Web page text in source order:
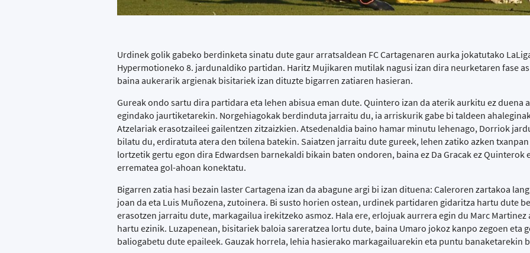
Urdinek golik gabeko berdinketa sinatu dute gaur arratsaldean FC Cartagenaren aurka jokatutako
Hypermotioneko 8. jardunaldiko partidan. Haritz Mujikaren mutilak nagusi izan dira neurketaren fase
baina aukerarik argienak bisitariek izan dituzte bigarren zatiaren hasieran.
Gureak ondo sartu dira partidara eta lehen abisua eman dute. Quintero izan da aterik aurkitu ez duena
egindako jaurtiketarekin. Norgehiagokak berdinduta jarraitu du, ia arriskurik gabe bi taldeen
Atzelariak erasotzaileei gailentzen zitzaizkien. Atsedenaldia baino hamar minutu lehenago, Dorriok
bilatu du, erdiratuta atera den txilena batekin. Saiatzen jarraitu dute gureek, lehen zatiko azken
lortzetik gertu egon dira Edwardsen barnekaldi bikain baten ondoren, baina ez Da Gracak ez Quinterok
errematea gol-ahoan konektatu.
Bigarren zatia hasi bezain laster Cartagena izan da abagune argi bi izan dituena: Caleroren zartakoa
joan da eta Luis Muñozena, zutoinera. Bi susto horien ostean, urdinek partidaren gidaritza hartu dute
erasotzen jarraitu dute, markagailua irekitzeko asmoz. Hala ere, erlojuak aurrera egin du Marc Martinez
hartu ezinik. Luzapenean, bisitariek baloia sareratzea lortu dute, baina Umaro jokoz kanpo zegoen eta
baliogabetu dute epaileek. Gauzak horrela, lehia hasierako markagailuarekin eta puntu banaketarekin